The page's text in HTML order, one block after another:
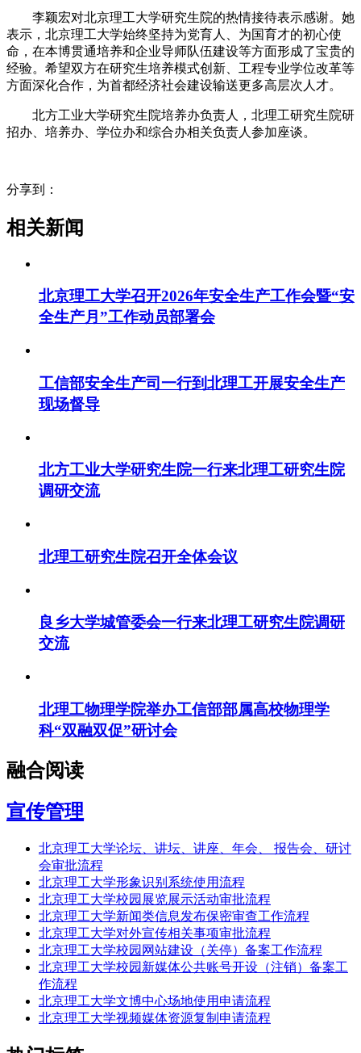
李颖宏对北京理工大学研究生院的热情接待表示感谢。她
表示，北京理工大学始终坚持为党育人、为国育才的初心使
命，在本博贯通培养和企业导师队伍建设等方面形成了宝贵的
经验。希望双方在研究生培养模式创新、工程专业学位改革等
方面深化合作，为首都经济社会建设输送更多高层次人才。
北方工业大学研究生院培养办负责人，北理工研究生院研
招办、培养办、学位办和综合办相关负责人参加座谈。
分享到：
相关新闻
北京理工大学召开2026年安全生产工作会暨“安
全生产月”工作动员部署会
工信部安全生产司一行到北理工开展安全生产
现场督导
北方工业大学研究生院一行来北理工研究生院
调研交流
北理工研究生院召开全体会议
良乡大学城管委会一行来北理工研究生院调研
交流
北理工物理学院举办工信部部属高校物理学
科“双融双促”研讨会
融合阅读
宣传管理
北京理工大学论坛、讲坛、讲座、年会、 报告会、研讨
会审批流程
北京理工大学形象识别系统使用流程
北京理工大学校园展览展示活动审批流程
北京理工大学新闻类信息发布保密审查工作流程
北京理工大学对外宣传相关事项审批流程
北京理工大学校园网站建设（关停）备案工作流程
北京理工大学校园新媒体公共账号开设（注销）备案工
作流程
北京理工大学文博中心场地使用申请流程
北京理工大学视频媒体资源复制申请流程